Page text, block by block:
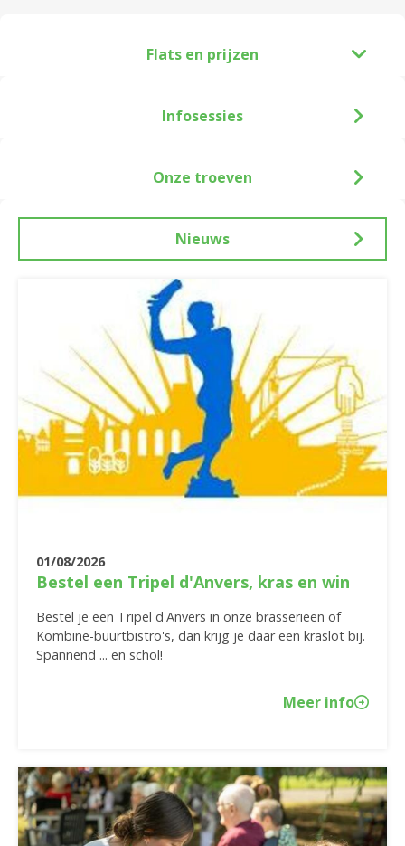
Flats en prijzen
Infosessies
Onze troeven
Nieuws
01/08/2026
Bestel een Tripel d'Anvers, kras en win
Bestel je een Tripel d'Anvers in onze brasserieën of
Kombine-buurtbistro's, dan krijg je daar een kraslot bij.
Spannend ... en schol!
Meer info